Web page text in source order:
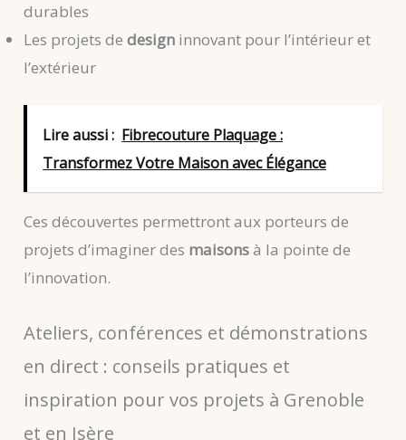
durables
Les projets dedesign innovant pour l’intérieur et
l’extérieur
Lire aussi : Fibrecouture Plaquage :
Transformez Votre Maison avec Élégance
Ces découvertes permettront aux porteurs de
projets d’imaginer des maisonsà la pointe de
l’innovation.
Ateliers, conférences et démonstrations
en direct : conseils pratiques et
inspiration pour vos projets à Grenoble
et en Isère